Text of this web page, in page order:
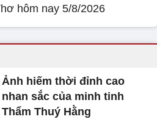
hôm nay 5/8/2026
Ảnh hiếm thời đỉnh cao
nhan sắc của minh tinh
Thẩm Thuý Hằng